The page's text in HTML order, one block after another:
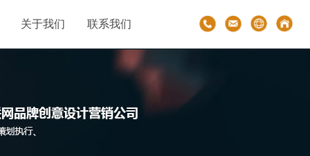
关于我们 联系我们